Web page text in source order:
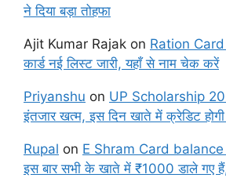
ने दिया बड़ा तोहफा
Ajit Kumar Rajak on Ration
कार्ड नई लिस्ट जारी, यहाँ से नाम चेक करें
Priyanshu on UP Scholarship
इंतजार खत्म, इस दिन खाते में क्रेडिट होगी
Rupal on E Shram Card
इस बार सभी के खाते में ₹1000 डाले गए